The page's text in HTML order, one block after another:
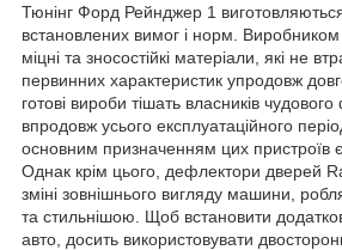
Тюнінг Форд Рейнджер 1
встановлених вимог і норм.
міцні та зносостійкі матеріали, які не
первинних характеристик упродовж
готові вироби тішать власників
впродовж усього експлуатаційного
основним призначенням цих пристроїв
Однак крім цього, дефлектори дверей
зміні зовнішнього вигляду машини,
та стильнішою. Щоб встановити
авто, досить використовувати